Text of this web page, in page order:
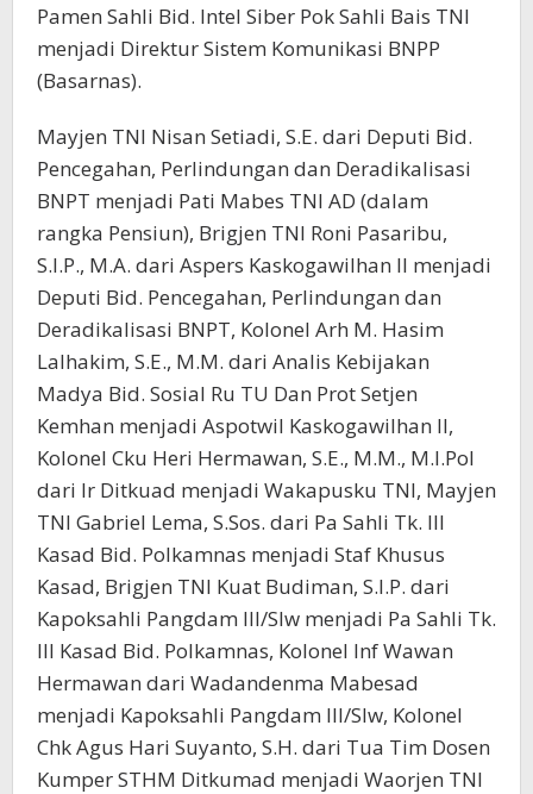
Pamen Sahli Bid. Intel Siber Pok Sahli Bais TNI
menjadi Direktur Sistem Komunikasi BNPP
(Basarnas).
Mayjen TNI Nisan Setiadi, S.E. dari Deputi Bid.
Pencegahan, Perlindungan dan Deradikalisasi
BNPT menjadi Pati Mabes TNI AD (dalam
rangka Pensiun), Brigjen TNI Roni Pasaribu,
S.I.P., M.A. dari Aspers Kaskogawilhan II menjadi
Deputi Bid. Pencegahan, Perlindungan dan
Deradikalisasi BNPT, Kolonel Arh M. Hasim
Lalhakim, S.E., M.M. dari Analis Kebijakan
Madya Bid. Sosial Ru TU Dan Prot Setjen
Kemhan menjadi Aspotwil Kaskogawilhan II,
Kolonel Cku Heri Hermawan, S.E., M.M., M.I.Pol
dari Ir Ditkuad menjadi Wakapusku TNI, Mayjen
TNI Gabriel Lema, S.Sos. dari Pa Sahli Tk. III
Kasad Bid. Polkamnas menjadi Staf Khusus
Kasad, Brigjen TNI Kuat Budiman, S.I.P. dari
Kapoksahli Pangdam III/Slw menjadi Pa Sahli Tk.
III Kasad Bid. Polkamnas, Kolonel Inf Wawan
Hermawan dari Wadandenma Mabesad
menjadi Kapoksahli Pangdam III/Slw, Kolonel
Chk Agus Hari Suyanto, S.H. dari Tua Tim Dosen
Kumper STHM Ditkumad menjadi Waorjen TNI